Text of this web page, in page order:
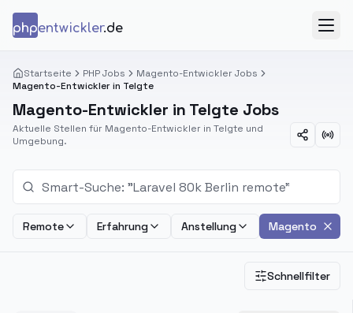
phpentwickler.de
Startseite PHP Jobs
Magento-Entwickler Jobs
Magento-Entwickler in Telgte
Magento-Entwickler in Telgte Jobs
Aktuelle Stellen für Magento-Entwickler in Telgte und
Umgebung.
Remote Erfahrung Anstellung Magento
Schnellfilter